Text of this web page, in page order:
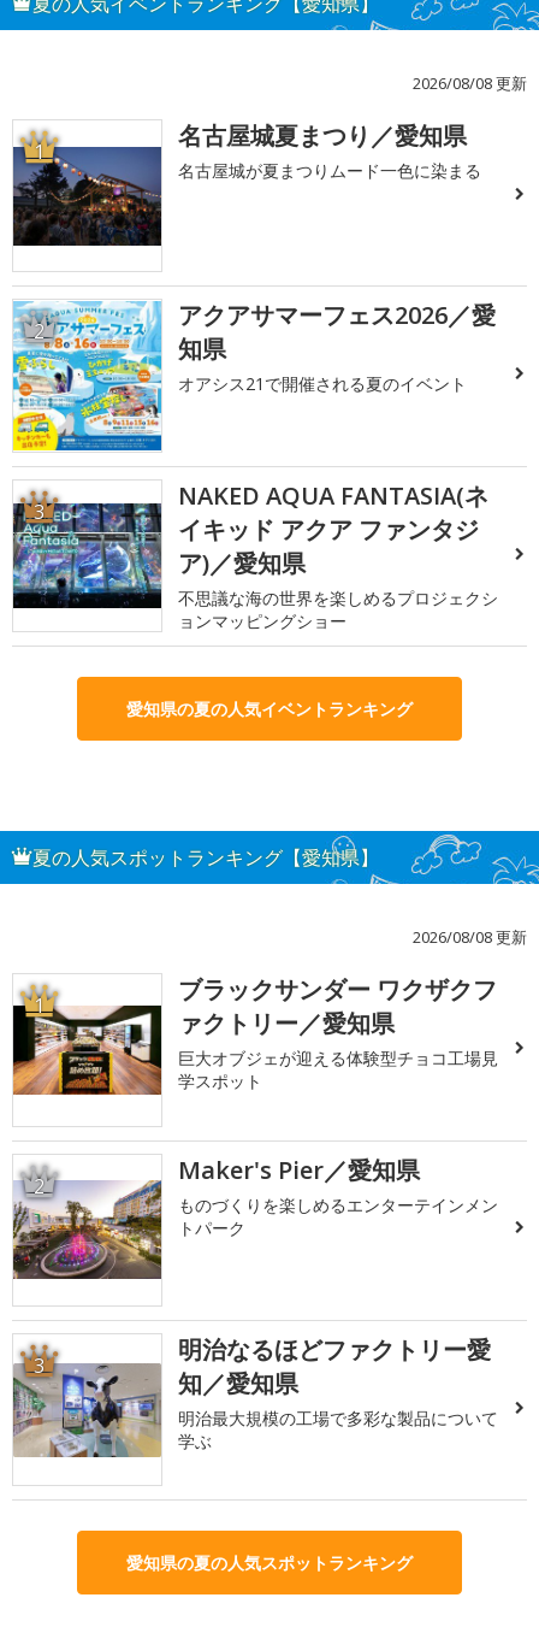
2026/08/08 更新
1 名古屋城夏まつり／愛知県
名古屋城が夏まつりムード一色に染まる
2
アクアサマーフェス2026／愛
知県
オアシス21で開催される夏のイベント
3
NAKED AQUA FANTASIA(ネ
イキッド アクア ファンタジ
ア)／愛知県
不思議な海の世界を楽しめるプロジェクシ
ョンマッピングショー
愛知県の夏の人気イベントランキング
夏の人気スポットランキング【愛知県】
2026/08/08 更新
1
ブラックサンダー ワクザクフ
ァクトリー／愛知県
巨大オブジェが迎える体験型チョコ工場見
学スポット
2 Maker's Pier／愛知県
ものづくりを楽しめるエンターテインメン
トパーク
3
明治なるほどファクトリー愛
知／愛知県
明治最大規模の工場で多彩な製品について
学ぶ
愛知県の夏の人気スポットランキング